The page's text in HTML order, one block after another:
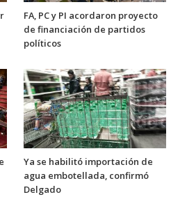
FA, PC y PI acordaron proyecto
de financiación de partidos
políticos
Ya se habilitó importación de
agua embotellada, confirmó
Delgado